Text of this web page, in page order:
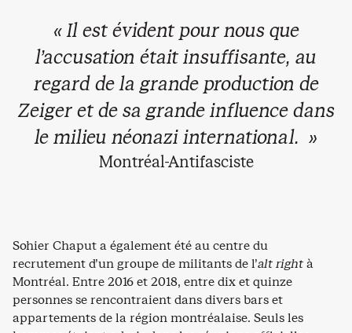
« Il est évident pour nous que
l’accusation était insuffisante, au
regard de la grande production de
Zeiger et de sa grande influence dans
le milieu néonazi international. »
Montréal-Antifasciste
Sohier Chaput a également été au centre du
recrutement d’un groupe de militants de l’alt rightà
Montréal. Entre 2016 et 2018, entre dix et quinze
personnes se rencontraient dans divers bars et
appartements de la région montréalaise. Seuls les